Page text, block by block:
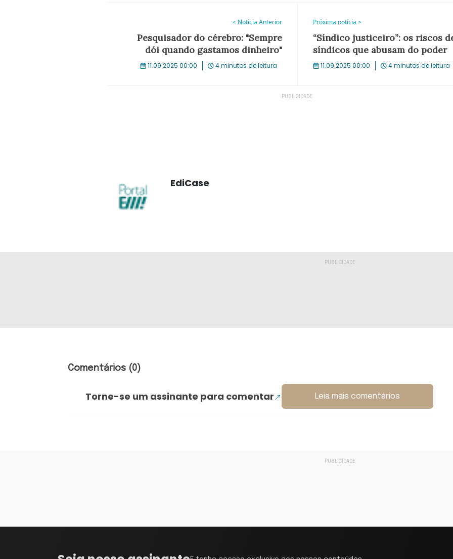
< Notícia Anterior
Pesquisador do cérebro: "Sempre
dói quando gastamos dinheiro"
11.09.2025 00:00 4 minutos de leitura
Próxima notícia >
“Síndico justiceiro”: os riscos
síndicos que abusam do poder
11.09.2025 00:00 4 minutos de leitura
EdiCase
Comentários (0)
Torne-se um assinante para comentar Leia mais comentários